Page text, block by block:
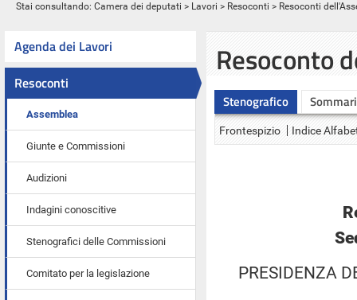
Stai consultando: Camera dei deputati > Lavori > Resoconti > Resoconti
Agenda dei Lavori
Resoconti
Assemblea
Giunte e Commissioni
Audizioni
Indagini conoscitive
Stenografici delle Commissioni
Comitato per la legislazione
Resoconto
Stenografico
Frontespizio Indice
PRESIDENZA